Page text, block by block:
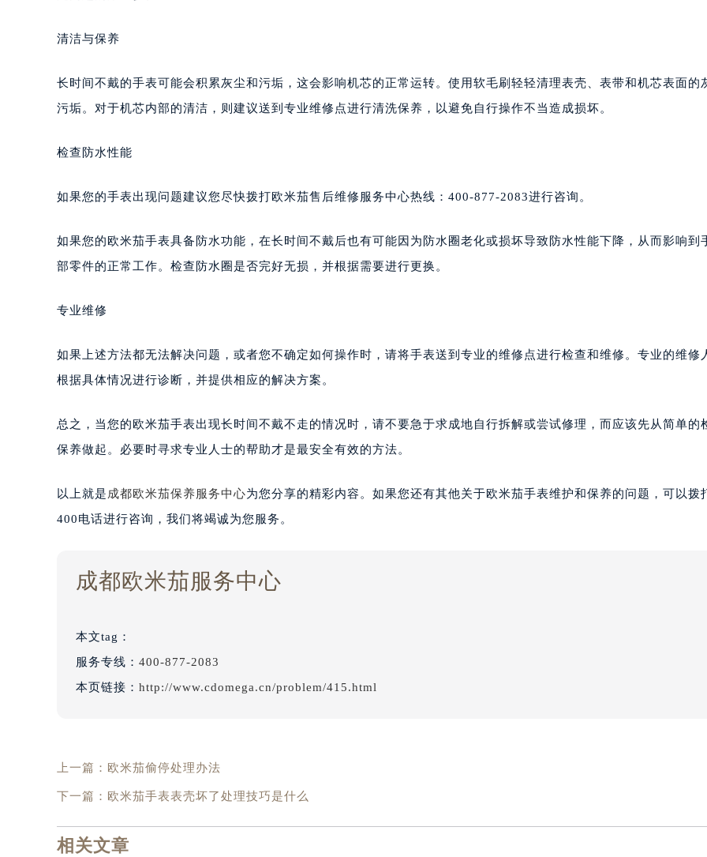
清洁与保养
长时间不戴的手表可能会积累灰尘和污垢，这会影响机芯的正常运转。使用软毛刷轻轻清理表壳、表带和机芯表面的
污垢。对于机芯内部的清洁，则建议送到专业维修点进行清洗保养，以避免自行操作不当造成损坏。
检查防水性能
如果您的手表出现问题建议您尽快拨打欧米茄售后维修服务中心热线：400-877-2083进行咨询。
如果您的欧米茄手表具备防水功能，在长时间不戴后也有可能因为防水圈老化或损坏导致防水性能下降，从而影响到
部零件的正常工作。检查防水圈是否完好无损，并根据需要进行更换。
专业维修
如果上述方法都无法解决问题，或者您不确定如何操作时，请将手表送到专业的维修点进行检查和维修。专业的维修
根据具体情况进行诊断，并提供相应的解决方案。
总之，当您的欧米茄手表出现长时间不戴不走的情况时，请不要急于求成地自行拆解或尝试修理，而应该先从简单的
保养做起。必要时寻求专业人士的帮助才是最安全有效的方法。
以上就是成都欧米茄保养服务中心为您分享的精彩内容。如果您还有其他关于欧米茄手表维护和保养的问题，可以拨
400电话进行咨询，我们将竭诚为您服务。
成都欧米茄服务中心
本文tag：
服务专线： 400-877-2083
本页链接： http://www.cdomega.cn/problem/415.html
上一篇： 欧米茄偷停处理办法
下一篇： 欧米茄手表表壳坏了处理技巧是什么
相关文章